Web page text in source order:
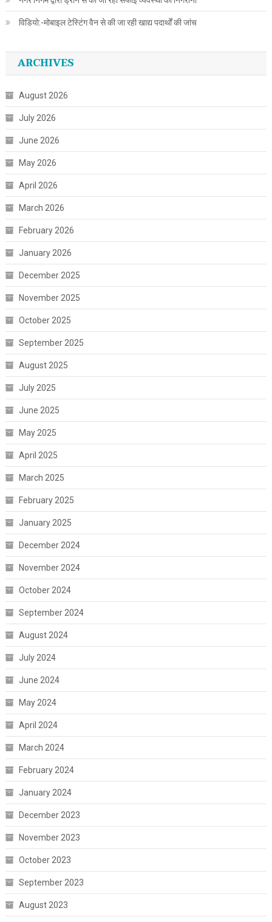
विडियो:-मोबाइल टेस्टिंग वैन से की जा रही खाद्य पदार्थों की जांच
ARCHIVES
August 2026
July 2026
June 2026
May 2026
April 2026
March 2026
February 2026
January 2026
December 2025
November 2025
October 2025
September 2025
August 2025
July 2025
June 2025
May 2025
April 2025
March 2025
February 2025
January 2025
December 2024
November 2024
October 2024
September 2024
August 2024
July 2024
June 2024
May 2024
April 2024
March 2024
February 2024
January 2024
December 2023
November 2023
October 2023
September 2023
August 2023